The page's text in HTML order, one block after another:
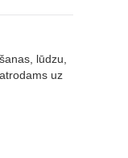
lūdzu,
uz